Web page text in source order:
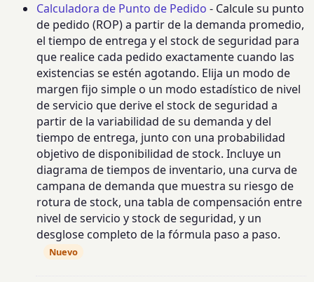
Calculadora de Punto de Pedido - Calcule su punto
de pedido (ROP) a partir de la demanda promedio,
el tiempo de entrega y el stock de seguridad para
que realice cada pedido exactamente cuando las
existencias se estén agotando. Elija un modo de
margen fijo simple o un modo estadístico de nivel
de servicio que derive el stock de seguridad a
partir de la variabilidad de su demanda y del
tiempo de entrega, junto con una probabilidad
objetivo de disponibilidad de stock. Incluye un
diagrama de tiempos de inventario, una curva de
campana de demanda que muestra su riesgo de
rotura de stock, una tabla de compensación entre
nivel de servicio y stock de seguridad, y un
desglose completo de la fórmula paso a paso.
Nuevo